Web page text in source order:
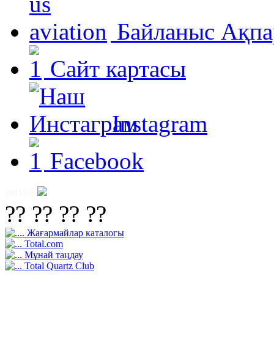
Байланыс
Сайт картасы
Instagram
Facebook
?? ?? ?? ??
Жағармайлар каталогы
Total.com
Mұнай таңдау
Total Quartz Club